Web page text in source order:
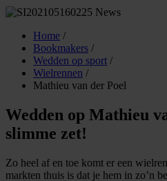
Home /
Bookmakers /
Wedden op sport /
Wielrennen /
Mathieu van der Poel
Wedden op Mathieu
slimme zet!
Zo heel af en toe komt er een
markten thuis is dat je hem in zo’n